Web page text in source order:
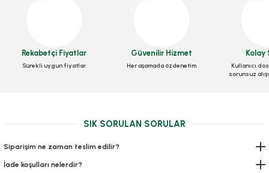
17,25 TL + KDV
Rekabetçi Fiyatlar
Sürekli uygun fiyatlar
Güvenilir Hizmet
Her aşamada özdenetim
Kolay
Kullanıcı
sorunsuz
SIK SORULAN SORULAR
Siparişim ne zaman teslim edilir?
İade koşulları nelerdir?